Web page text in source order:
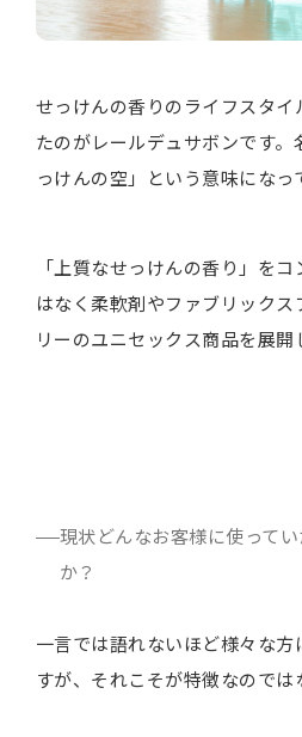
せっけんの香りのライフスタ
たのがレールデュサボンです
っけんの空」という意味になっ
「上質なせっけんの香り」を
はなく柔軟剤やファブリック
リーのユニセックス商品を展開
現状どんなお客様に使って
か？
一言では語れないほど様々な
すが、それこそが特徴なのでは